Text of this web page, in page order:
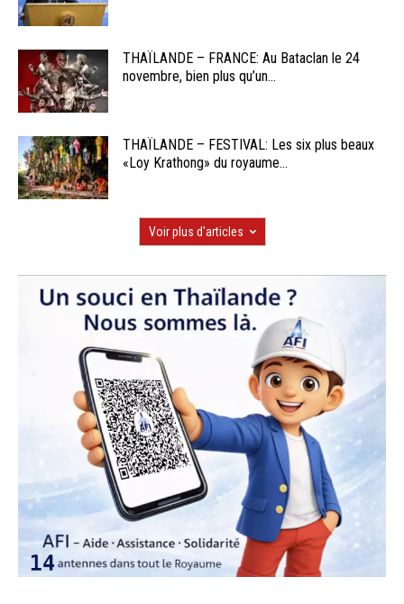
THAÏLANDE – FRANCE: Au Bataclan le 24
novembre, bien plus qu’un...
THAÏLANDE – FESTIVAL: Les six plus beaux
«Loy Krathong» du royaume...
Voir plus d'articles